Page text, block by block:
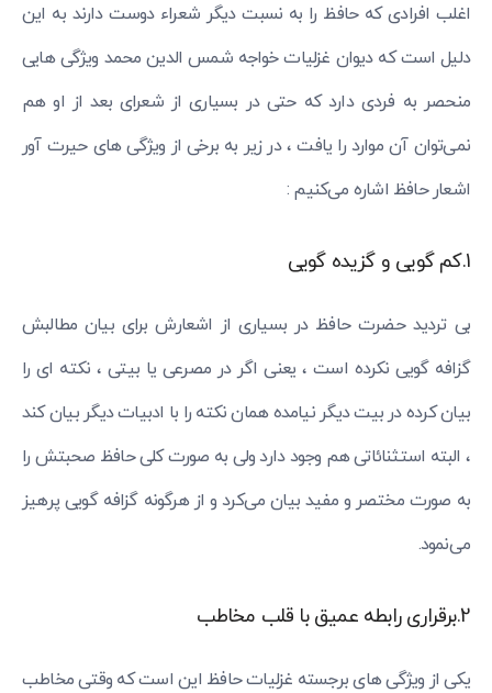
اغلب افرادی که حافظ را به نسبت دیگر شعراء دوست دارند به این
دلیل است که دیوان غزلیات خواجه شمس الدین محمد ویژگی هایی
منحصر به فردی دارد که حتی در بسیاری از شعرای بعد از او هم
نمی‌توان آن موارد را یافت ، در زیر به برخی از ویژگی های حیرت آور
اشعار حافظ اشاره می‌کنیم :
1.کم گویی و گزیده گویی
بی تردید حضرت حافظ در بسیاری از اشعارش برای بیان مطالبش
گزافه گویی نکرده است ، یعنی اگر در مصرعی یا بیتی ، نکته ای را
بیان کرده در بیت دیگر نیامده همان نکته را با ادبیات دیگر بیان کند
، البته استثنائاتی هم وجود دارد ولی به صورت کلی حافظ صحبتش را
به صورت مختصر و مفید بیان می‌کرد و از هرگونه گزافه گویی پرهیز
می‌نمود.
2.برقراری رابطه عمیق با قلب مخاطب
یکی از ویژگی های برجسته غزلیات حافظ این است که وقتی مخاطب